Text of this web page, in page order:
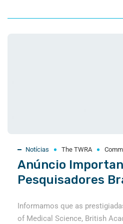
Notícias The TWRA
Anúncio
Pesquisadores
Informamos que as
of Medical Science, British